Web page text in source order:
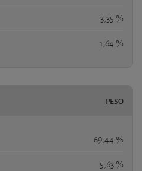
3,35 %
1,64 %
PESO
69,44 %
5,63 %